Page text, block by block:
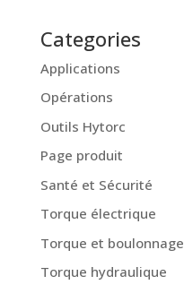
Categories
Applications
Opérations
Outils Hytorc
Page produit
Santé et Sécurité
Torque électrique
Torque et boulonnage
Torque hydraulique